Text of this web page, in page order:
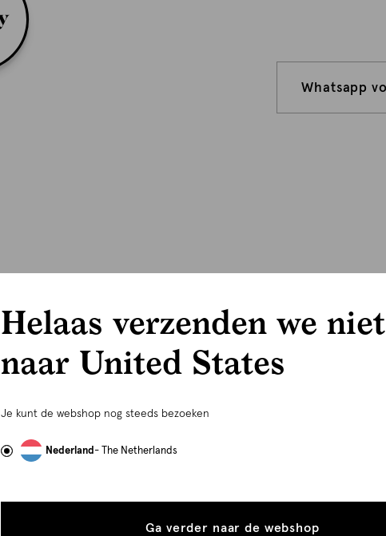
Whatsapp
Helaas verzenden we niet
naar United States
Je kunt de webshop nog steeds bezoeken
Nederland- The Netherlands
Ga verder naar de webshop